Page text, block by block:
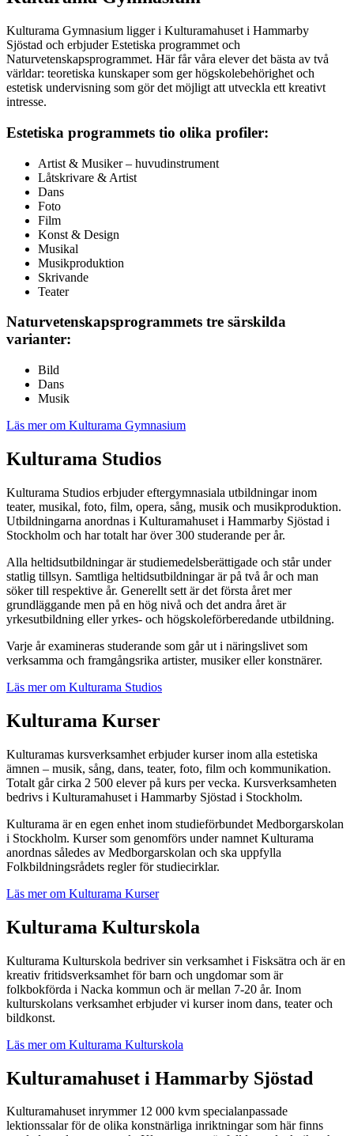
Kulturama Gymnasium ligger i Kulturamahuset i Hammarby
Sjöstad och erbjuder Estetiska programmet och
Naturvetenskapsprogrammet. Här får våra elever det bästa av två
världar: teoretiska kunskaper som ger högskolebehörighet och
estetisk undervisning som gör det möjligt att utveckla ett kreativt
intresse.
Estetiska programmets tio olika profiler:
Artist & Musiker – huvudinstrument
Låtskrivare & Artist
Dans
Foto
Film
Konst & Design
Musikal
Musikproduktion
Skrivande
Teater
Naturvetenskapsprogrammets tre särskilda
varianter:
Bild
Dans
Musik
Läs mer om Kulturama Gymnasium
Kulturama Studios
Kulturama Studios erbjuder eftergymnasiala utbildningar inom
teater, musikal, foto, film, opera, sång, musik och musikproduktion.
Utbildningarna anordnas i Kulturamahuset i Hammarby Sjöstad i
Stockholm och har totalt har över 300 studerande per år.
Alla heltidsutbildningar är studiemedelsberättigade och står under
statlig tillsyn. Samtliga heltidsutbildningar är på två år och man
söker till respektive år. Generellt sett är det första året mer
grundläggande men på en hög nivå och det andra året är
yrkesutbildning eller yrkes- och högskoleförberedande utbildning.
Varje år examineras studerande som går ut i näringslivet som
verksamma och framgångsrika artister, musiker eller konstnärer.
Läs mer om Kulturama Studios
Kulturama Kurser
Kulturamas kursverksamhet erbjuder kurser inom alla estetiska
ämnen – musik, sång, dans, teater, foto, film och kommunikation.
Totalt går cirka 2 500 elever på kurs per vecka. Kursverksamheten
bedrivs i Kulturamahuset i Hammarby Sjöstad i Stockholm.
Kulturama är en egen enhet inom studieförbundet Medborgarskolan
i Stockholm. Kurser som genomförs under namnet Kulturama
anordnas således av Medborgarskolan och ska uppfylla
Folkbildningsrådets regler för studiecirklar.
Läs mer om Kulturama Kurser
Kulturama Kulturskola
Kulturama Kulturskola bedriver sin verksamhet i Fisksätra och är en
kreativ fritidsverksamhet för barn och ungdomar som är
folkbokförda i Nacka kommun och är mellan 7-20 år. Inom
kulturskolans verksamhet erbjuder vi kurser inom dans, teater och
bildkonst.
Läs mer om Kulturama Kulturskola
Kulturamahuset i Hammarby Sjöstad
Kulturamahuset inrymmer 12 000 kvm specialanpassade
lektionssalar för de olika konstnärliga inriktningar som här finns